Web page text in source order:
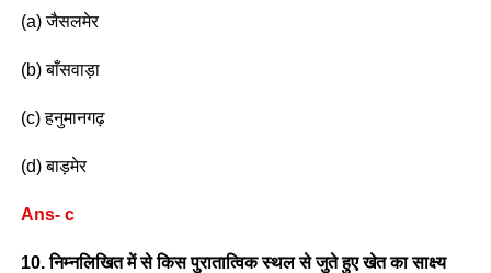
(a) जैसलमेर
(b) बाँसवाड़ा
(c) हनुमानगढ़
(d) बाड़मेर
Ans- c
10. निम्नलिखित में से किस पुरातात्विक स्थल से जुते हुए खेत का साक्ष्य